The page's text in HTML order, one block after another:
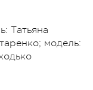
Татьяна
модель: